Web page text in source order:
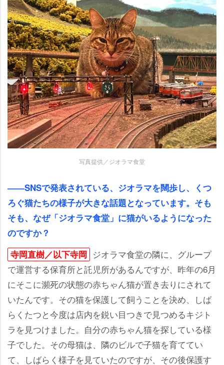
写真提供／ジオラマ食堂
――SNSで発表されている、ジオラマを闊歩し、くつ
ろぐ猫たちの様子が大きな話題となっています。そも
そも、なぜ「ジオラマ食堂」に猫がいるようになった
のですか？
寺岡直樹／以下寺岡 ジオラマ食堂の隣に、グループ
で運営する保育所と託児所があるんですが、昨年の6月
にそこに瀕死の状態の赤ちゃん猫が置き去りにされて
いたんです。その猫を保護して飼うことを決め、しば
らくたつと今度は店内を鋭い目つきで見つめるキジト
ラを見つけました。自分の赤ちゃん猫を探している様
子でした。その母猫は、隣のビルで子猫を育ててい
て、しばらく様子を見ていたのですが、その後保護す